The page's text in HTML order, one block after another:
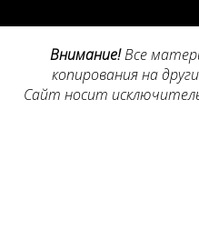
Внимание!Все
копирования на
Сайт носит